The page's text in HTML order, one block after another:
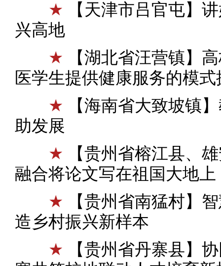
★
【天津市吕官屯】
兴高地
★
【湖北省汪营镇】
医学生提供健康服务的模
★
【海南省大致坡镇
助发展
★
【贵州省榕江县、
融合将论文写在祖国大地上
★
【贵州省南猛村】
造乡村振兴新样本
★
【贵州省丹寨县】